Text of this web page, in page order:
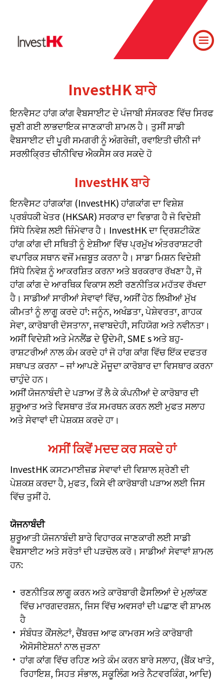
InvestHK ਬਾਰੇ
ਇਨਵੈਸਟ ਹਾਂਗ ਕਾਂਗ ਵੈਬਸਾਈਟ ਦੇ ਪੰਜਾਬੀ ਸੰਸਕਰਣ ਵਿੱਚ ਸਿਰਫ
ਚੁਣੀ ਗਈ ਲਾਭਦਾਇਕ ਜਾਣਕਾਰੀ ਸ਼ਾਮਲ ਹੈ। ਤੁਸੀਂ ਸਾਡੀ
ਵੈਬਸਾਈਟ ਦੀ ਪੂਰੀ ਸਮਗਰੀ ਨੂੰ ਅੰਗਰੇਜ਼ੀ, ਰਵਾਇਤੀ ਚੀਨੀ ਜਾਂ
ਸਰਲੀਕ੍ਰਿਤ ਚੀਨੀਵਿਚ ਐਕਸੈਸ ਕਰ ਸਕਦੇ ਹੋ
InvestHK ਬਾਰੇ
ਇਨਵੈਸਟ ਹਾਂਗਕਾਂਗ (InvestHK) ਹਾਂਗਕਾਂਗ ਦਾ ਵਿਸ਼ੇਸ਼
ਪ੍ਰਬੰਧਕੀ ਖੇਤਰ (HKSAR) ਸਰਕਾਰ ਦਾ ਵਿਭਾਗ ਹੈ ਜੋ ਵਿਦੇਸ਼ੀ
ਸਿੱਧੇ ਨਿਵੇਸ਼ ਲਈ ਜ਼ਿੰਮੇਵਾਰ ਹੈ। InvestHK ਦਾ ਦ੍ਰਿਸ਼ਟੀਕੋਣ
ਹਾਂਗ ਕਾਂਗ ਦੀ ਸਥਿਤੀ ਨੂੰ ਏਸ਼ੀਆ ਵਿੱਚ ਪ੍ਰਮੁੱਖ ਅੰਤਰਰਾਸ਼ਟਰੀ
ਵਪਾਰਿਕ ਸਥਾਨ ਵਜੋਂ ਮਜ਼ਬੂਤ ਕਰਨਾ ਹੈ। ਸਾਡਾ ਮਿਸ਼ਨ ਵਿਦੇਸ਼ੀ
ਸਿੱਧੇ ਨਿਵੇਸ਼ ਨੂੰ ਆਕਰਸ਼ਿਤ ਕਰਨਾ ਅਤੇ ਬਰਕਰਾਰ ਰੱਖਣਾ ਹੈ, ਜੋ
ਹਾਂਗ ਕਾਂਗ ਦੇ ਆਰਥਿਕ ਵਿਕਾਸ ਲਈ ਰਣਨੀਤਿਕ ਮਹੱਤਵ ਰੱਖਦਾ
ਹੈ। ਸਾਡੀਆਂ ਸਾਰੀਆਂ ਸੇਵਾਵਾਂ ਵਿੱਚ, ਅਸੀਂ ਹੇਠ ਲਿਖੀਆਂ ਮੁੱਖ
ਕੀਮਤਾਂ ਨੂੰ ਲਾਗੂ ਕਰਦੇ ਹਾਂ: ਜਨੂੰਨ, ਅਖੰਡਤਾ, ਪੇਸ਼ੇਵਰਤਾ, ਗਾਹਕ
ਸੇਵਾ, ਕਾਰੋਬਾਰੀ ਦੋਸਤਾਨਾ, ਜਵਾਬਦੇਹੀ, ਸਹਿਯੋਗ ਅਤੇ ਨਵੀਨਤਾ।
ਅਸੀਂ ਵਿਦੇਸ਼ੀ ਅਤੇ ਮੇਨਲੈਂਡ ਦੇ ਉਦੇਮੀ, SME s ਅਤੇ ਬਹੁ-
ਰਾਸ਼ਟਰੀਆਂ ਨਾਲ ਕੰਮ ਕਰਦੇ ਹਾਂ ਜੋ ਹਾਂਗ ਕਾਂਗ ਵਿੱਚ ਇੱਕ ਦਫਤਰ
ਸਥਾਪਤ ਕਰਨਾ – ਜਾਂ ਆਪਣੇ ਮੌਜੂਦਾ ਕਾਰੋਬਾਰ ਦਾ ਵਿਸਥਾਰ ਕਰਨਾ
ਚਾਹੁੰਦੇ ਹਨ।
ਅਸੀਂ ਯੋਜਨਾਬੰਦੀ ਦੇ ਪੜਾਅ ਤੋਂ ਲੈ ਕੇ ਕੰਪਨੀਆਂ ਦੇ ਕਾਰੋਬਾਰ ਦੀ
ਸ਼ੁਰੂਆਤ ਅਤੇ ਵਿਸਥਾਰ ਤੱਕ ਸਮਰਥਨ ਕਰਨ ਲਈ ਮੁਫਤ ਸਲਾਹ
ਅਤੇ ਸੇਵਾਵਾਂ ਦੀ ਪੇਸ਼ਕਸ਼ ਕਰਦੇ ਹਾ।
ਅਸੀਂ ਕਿਵੇਂ ਮਦਦ ਕਰ ਸਕਦੇ ਹਾਂ
InvestHK ਕਸਟਮਾਈਜ਼ਡ ਸੇਵਾਵਾਂ ਦੀ ਵਿਸ਼ਾਲ ਸ਼੍ਰੇਣੀ ਦੀ
ਪੇਸ਼ਕਸ਼ ਕਰਦਾ ਹੈ, ਮੁਫਤ, ਕਿਸੇ ਵੀ ਕਾਰੋਬਾਰੀ ਪੜਾਅ ਲਈ ਜਿਸ
ਵਿੱਚ ਤੁਸੀਂ ਹੋ.
ਯੋਜਨਾਬੰਦੀ
ਸ਼ੁਰੂਆਤੀ ਯੋਜਨਾਬੰਦੀ ਬਾਰੇ ਵਿਹਾਰਕ ਜਾਣਕਾਰੀ ਲਈ ਸਾਡੀ
ਵੈਬਸਾਈਟ ਅਤੇ ਸਰੋਤਾਂ ਦੀ ਪੜਚੋਲ ਕਰੋ। ਸਾਡੀਆਂ ਸੇਵਾਵਾਂ ਸ਼ਾਮਲ
ਹਨ:
ਰਣਨੀਤਿਕ ਲਾਗੂ ਕਰਨ ਅਤੇ ਕਾਰੋਬਾਰੀ ਫੈਸਲਿਆਂ ਦੇ ਮੁਲਾਂਕਣ
ਵਿੱਚ ਮਾਰਗਦਰਸ਼ਨ, ਜਿਸ ਵਿੱਚ ਅਵਸਰਾਂ ਦੀ ਪਛਾਣ ਵੀ ਸ਼ਾਮਲ
ਹੈ
ਸੰਬੰਧਤ ਕੌਂਸਲੇਟਾਂ, ਚੈਂਬਰਜ਼ ਆਫ ਕਾਮਰਸ ਅਤੇ ਕਾਰੋਬਾਰੀ
ਐਸੋਸੀਏਸ਼ਨਾਂ ਨਾਲ ਜੁੜਨਾ
ਹਾਂਗ ਕਾਂਗ ਵਿੱਚ ਰਹਿਣ ਅਤੇ ਕੰਮ ਕਰਨ ਬਾਰੇ ਸਲਾਹ, (ਬੈਂਕ ਖਾਤੇ,
ਰਿਹਾਇਸ਼, ਸਿਹਤ ਸੰਭਾਲ, ਸਕੂਲਿੰਗ ਅਤੇ ਨੈਟਵਰਕਿੰਗ, ਆਦਿ)